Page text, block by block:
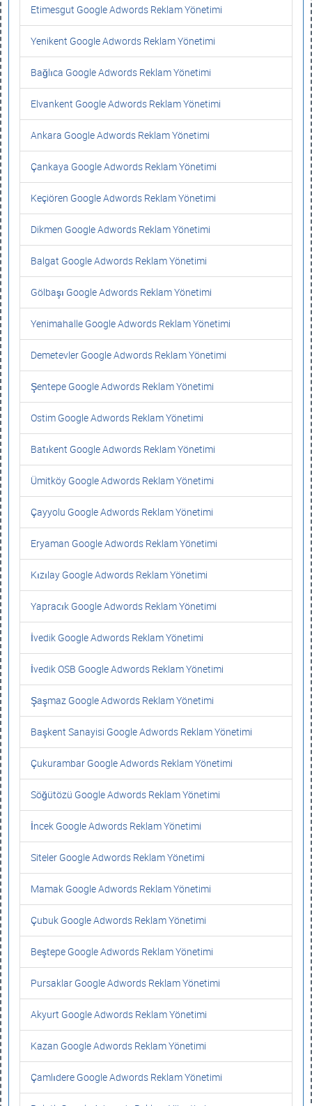
Etimesgut Google Adwords Reklam Yönetimi
Yenikent Google Adwords Reklam Yönetimi
Bağlıca Google Adwords Reklam Yönetimi
Elvankent Google Adwords Reklam Yönetimi
Ankara Google Adwords Reklam Yönetimi
Çankaya Google Adwords Reklam Yönetimi
Keçiören Google Adwords Reklam Yönetimi
Dikmen Google Adwords Reklam Yönetimi
Balgat Google Adwords Reklam Yönetimi
Gölbaşı Google Adwords Reklam Yönetimi
Yenimahalle Google Adwords Reklam Yönetimi
Demetevler Google Adwords Reklam Yönetimi
Şentepe Google Adwords Reklam Yönetimi
Ostim Google Adwords Reklam Yönetimi
Batıkent Google Adwords Reklam Yönetimi
Ümitköy Google Adwords Reklam Yönetimi
Çayyolu Google Adwords Reklam Yönetimi
Eryaman Google Adwords Reklam Yönetimi
Kızılay Google Adwords Reklam Yönetimi
Yapracık Google Adwords Reklam Yönetimi
İvedik Google Adwords Reklam Yönetimi
İvedik OSB Google Adwords Reklam Yönetimi
Şaşmaz Google Adwords Reklam Yönetimi
Başkent Sanayisi Google Adwords Reklam Yönetimi
Çukurambar Google Adwords Reklam Yönetimi
Söğütözü Google Adwords Reklam Yönetimi
İncek Google Adwords Reklam Yönetimi
Siteler Google Adwords Reklam Yönetimi
Mamak Google Adwords Reklam Yönetimi
Çubuk Google Adwords Reklam Yönetimi
Beştepe Google Adwords Reklam Yönetimi
Pursaklar Google Adwords Reklam Yönetimi
Akyurt Google Adwords Reklam Yönetimi
Kazan Google Adwords Reklam Yönetimi
Çamlıdere Google Adwords Reklam Yönetimi